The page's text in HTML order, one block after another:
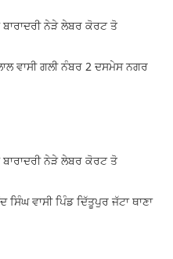
ਬਾਰਾਦਰੀ ਨੇੜੇ ਲੇਬਰ ਕੋਰਟ ਤੋ
ਵਾਸੀ ਗਲੀ ਨੰਬਰ 2 ਦਸਮੇਸ ਨਗਰ
ਬਾਰਾਦਰੀ ਨੇੜੇ ਲੇਬਰ ਕੋਰਟ ਤੋ
ਵਾਸੀ ਪਿੰਡ ਦਿੱਤੂਪੁਰ ਜੱਟਾ ਥਾਣਾ